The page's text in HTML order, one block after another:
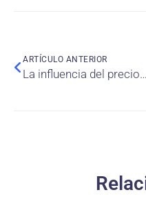
ARTÍCULO ANTERIOR
La influencia del precio y la disponibilidad en la intención de compra de productos ecológicos